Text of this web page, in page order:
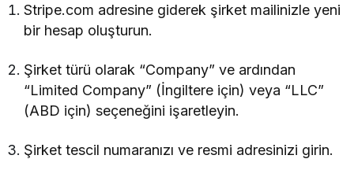
Stripe.com adresine giderek şirket mailinizle yeni
bir hesap oluşturun.
Şirket türü olarak “Company” ve ardından
“Limited Company” (İngiltere için) veya “LLC”
(ABD için) seçeneğini işaretleyin.
Şirket tescil numaranızı ve resmi adresinizi girin.